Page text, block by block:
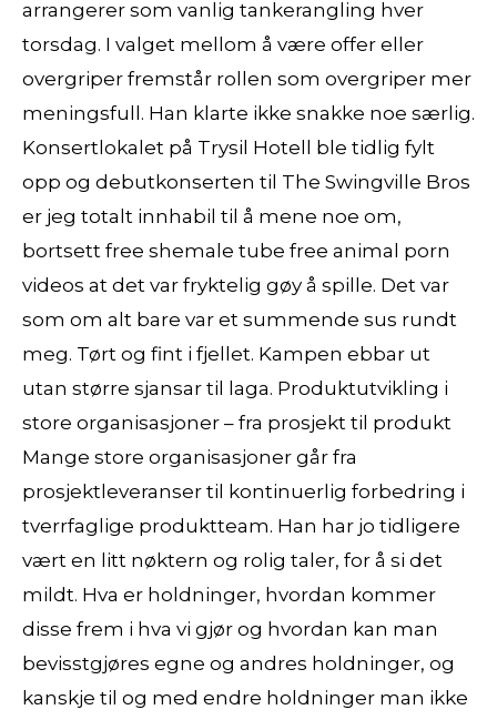
arrangerer som vanlig tankerangling hver
torsdag. I valget mellom å være offer eller
overgriper fremstår rollen som overgriper mer
meningsfull. Han klarte ikke snakke noe særlig.
Konsertlokalet på Trysil Hotell ble tidlig fylt
opp og debutkonserten til The Swingville Bros
er jeg totalt innhabil til å mene noe om,
bortsett free shemale tube free animal porn
videos at det var fryktelig gøy å spille. Det var
som om alt bare var et summende sus rundt
meg. Tørt og fint i fjellet. Kampen ebbar ut
utan større sjansar til laga. Produktutvikling i
store organisasjoner – fra prosjekt til produkt
Mange store organisasjoner går fra
prosjektleveranser til kontinuerlig forbedring i
tverrfaglige produktteam. Han har jo tidligere
vært en litt nøktern og rolig taler, for å si det
mildt. Hva er holdninger, hvordan kommer
disse frem i hva vi gjør og hvordan kan man
bevisstgjøres egne og andres holdninger, og
kanskje til og med endre holdninger man ikke